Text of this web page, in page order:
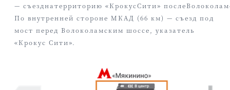
— съездна территорию «КрокусСити» после
По внутренней стороне МКАД (66 км) — съезд под
мост перед Волоколамским шоссе, указатель
«Крокус Сити».